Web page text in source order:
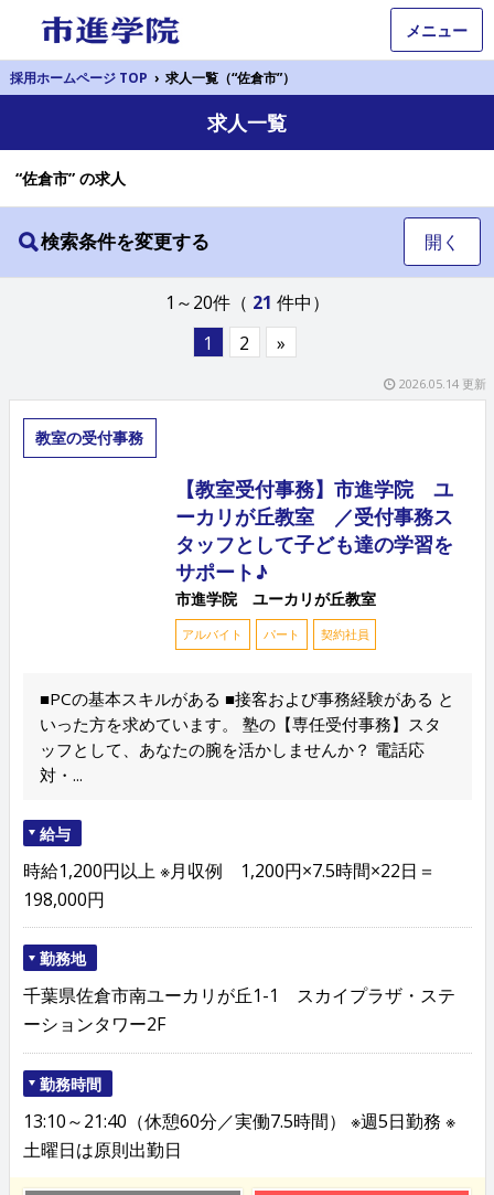
メニュー
採用ホームページ TOP › 求人一覧（“佐倉市”）
求人一覧
“佐倉市” の求人
検索条件を変更する 開く
1～20件（ 21 件中）
1
2 »
2026.05.14 更新
教室の受付事務
【教室受付事務】市進学院 ユ
ーカリが丘教室 ／受付事務ス
タッフとして子ども達の学習を
サポート♪
市進学院 ユーカリが丘教室
アルバイト パート 契約社員
■PCの基本スキルがある ■接客および事務経験がある と
いった方を求めています。 塾の【専任受付事務】スタ
ッフとして、あなたの腕を活かしませんか？ 電話応
対・...
給与
時給1,200円以上 ※月収例 1,200円×7.5時間×22日＝
198,000円
勤務地
千葉県佐倉市南ユーカリが丘1-1 スカイプラザ・ステ
ーションタワー2F
勤務時間
13:10～21:40（休憩60分／実働7.5時間） ※週5日勤務 ※
土曜日は原則出勤日